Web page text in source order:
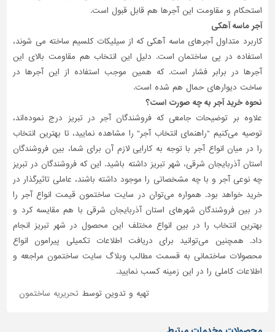
استحکام و مقاومت این آجرها هم قابل قبول است.
آجر ماسه آهکی
کاربرد متداول آجرهای ماسه آهکی که از سیلیکات کلسیم ساخته می شوند،
استفاده در پی ساختمان است. دلیل این انتخاب هم مقاومت بالای این
آجرها در برابر فشار است. که همین موجب استفاده از این آجرها در
ساخت دیوارهای حمال هم شده است.
نحوه خرید آجر به چه صورت است؟
علاوه بر توضیحات جامعی که فروشندگان آجر در تبریز درج نموده‌اند،
توصیه می‌کنیم "راهنمای انتخاب آجر" را مشاهده نمایید، تا بهترین انتخاب
را در میان انواع آجر با توجه به کارایی لازم آن برای شما، بین فروشندگان
استان آذربایجان شرقی، شهر تبریز داشته باشید. این که فروشندگان در تبریز
چه نوعی آجر و با چه مشخصاتی را موجود داشته باشند، عاملی تاثیر‌گذار در
خرید خواهد بود. همواره می‌توان در سایت ساختمون قیمت انواع آجر را
در بین فروشندگان شهرهای استان آذربایجان شرقی با هم مقایسه کرد و
بهترین انتخاب را در بین انواع مختلف این محصول در شهر تبریز انجام
داد. همچنین می‌توانید برای دریافت اطلاعات تکمیلی پیرامون انواع
محصولات ساختمانی به قسمت مطالب وبلاگ سایت ساختمون مراجعه و
اطلاعات کاملی را در این زمینه کسب نمایید.
تهیه و تدوین توسط تحریریه ساختمون